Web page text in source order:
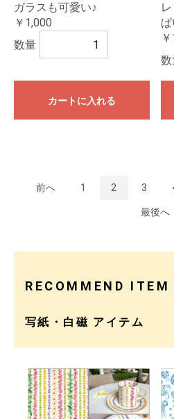
ガラスも可愛い♪
￥1,000
数量
カートに入れる
前へ 1 2 3
最後へ
RECOMMEND ITEM
写紙・白磁 アイテム